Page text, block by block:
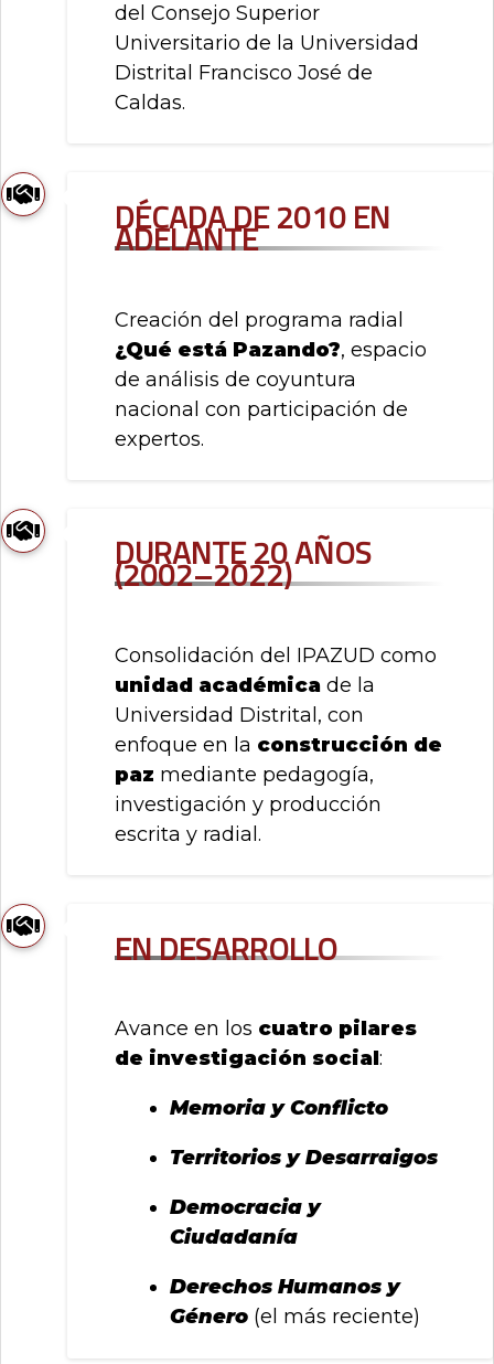
del Consejo Superior
Universitario de la Universidad
Distrital Francisco José de
Caldas.
Década de 2010 en
adelante
Creación del programa radial
¿Qué está Pazando?, espacio
de análisis de coyuntura
nacional con participación de
expertos.
Durante 20 años
(2002–2022)
Consolidación del IPAZUD como
unidad académica de la
Universidad Distrital, con
enfoque en la construcción de
paz mediante pedagogía,
investigación y producción
escrita y radial.
En desarrollo
Avance en los cuatro pilares
de investigación social:
Memoria y Conflicto
Territorios y Desarraigos
Democracia y
Ciudadanía
Derechos Humanos y
Género (el más reciente)